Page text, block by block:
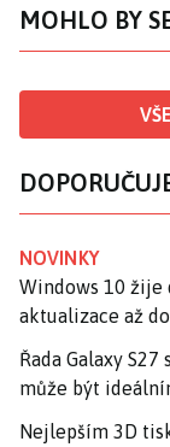
MOHLO BY
NOVINKY
Windows 10 žije
aktualizace až
Řada Galaxy
může být
Nejlepším 3D